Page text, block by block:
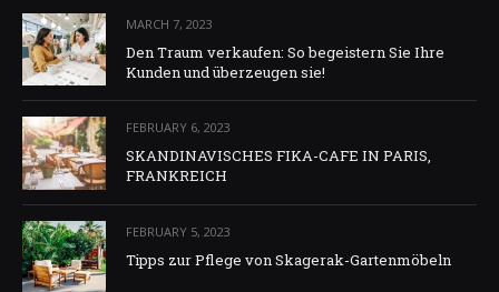
MARCH 7, 2023
Den Traum verkaufen: So begeistern Sie Ihre
Kunden und überzeugen sie!
FEBRUARY 6, 2023
SKANDINAVISCHES FIKA-CAFE IN PARIS,
FRANKREICH
FEBRUARY 5, 2023
Tipps zur Pflege von Skagerak-Gartenmöbeln